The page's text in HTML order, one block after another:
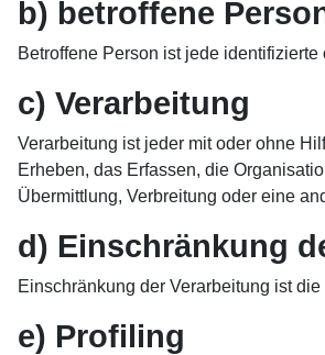
b) betroffene
Betroffene Person ist jede
c) Verarbeitung
Verarbeitung ist jeder mit oder ohne
Erheben, das Erfassen, die
Übermittlung, Verbreitung oder eine
d) Einschränkung
Einschränkung der Verarbeitung ist
e) Profiling